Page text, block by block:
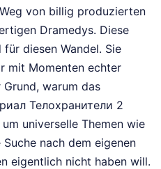
von billig produzierten
Dramedys. Diese
diesen Wandel. Sie
mit Momenten echter
warum das
Телохранители 2
universelle Themen wie
nach dem eigenen
eigentlich nicht haben will.